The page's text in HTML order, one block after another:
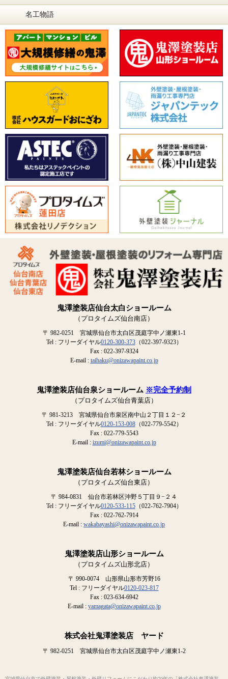
名工物語
鬼澤塗装店仙台太白ショールーム
（プロタイムズ仙台南店）
〒 982-0251 宮城県仙台市太白区茂庭字中ノ瀬東1-1
Tel : フリーダイヤル0120-300-373（022-397-9323）
Fax : 022-397-9324
E-mail : taihaku@onizawapaint.co.jp
鬼澤塗装店仙台泉ショールーム ※完全予約制
（プロタイムズ仙台青葉店）
〒 981-3213 宮城県仙台市泉区南中山２丁目１２−２
Tel : フリーダイヤル0120-153-008（022-779-5542）
Fax : 022-779-5543
E-mail : izumi@onizawapaint.co.jp
鬼澤塗装店仙台若林ショールーム
（プロタイムズ仙台東店）
〒 984-0831 仙台市若林区沖野５丁目９−２４
Tel : フリーダイヤル0120-533-115（022-762-7904）
Fax : 022-762-7914
E-mail : wakabayashi@onizawapaint.co.jp
鬼澤塗装店山形ショールーム
（プロタイムズ山形北店）
〒 990-0074 山形県山形市芳野16
Tel : フリーダイヤル0120-023-817
Fax : 023-634-6942
E-mail : yamagata@onizawapaint.co.jp
株式会社鬼澤塗装店 ヤード
〒 982-0251 宮城県仙台市太白区茂庭字中ノ瀬東1-2